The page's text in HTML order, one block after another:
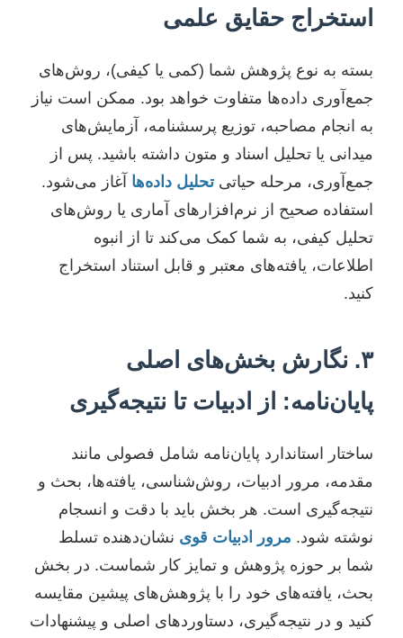
استخراج حقایق علمی
بسته به نوع پژوهش شما (کمی یا کیفی)، روش‌های
جمع‌آوری داده‌ها متفاوت خواهد بود. ممکن است نیاز
به انجام مصاحبه، توزیع پرسشنامه، آزمایش‌های
میدانی یا تحلیل اسناد و متون داشته باشید. پس از
جمع‌آوری، مرحله حیاتیتحلیل داده‌هاآغاز می‌شود.
استفاده صحیح از نرم‌افزارهای آماری یا روش‌های
تحلیل کیفی، به شما کمک می‌کند تا از انبوه
اطلاعات، یافته‌های معتبر و قابل استناد استخراج
کنید.
۳. نگارش بخش‌های اصلی
پایان‌نامه: از ادبیات تا نتیجه‌گیری
ساختار استاندارد پایان‌نامه شامل فصولی مانند
مقدمه، مرور ادبیات، روش‌شناسی، یافته‌ها، بحث و
نتیجه‌گیری است. هر بخش باید با دقت و انسجام
نوشته شود.مرور ادبیات قوینشان‌دهنده تسلط
شما بر حوزه پژوهش و تمایز کار شماست. در بخش
بحث، یافته‌های خود را با پژوهش‌های پیشین مقایسه
کنید و در نتیجه‌گیری، دستاوردهای اصلی و پیشنهادات